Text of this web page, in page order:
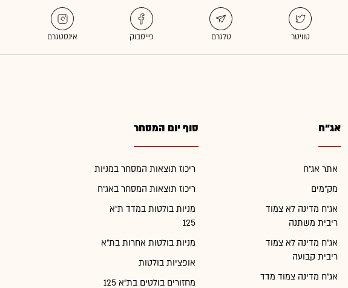
אג"ח
אתר אג"ח
מק"מים
אג"ח מדינה לא צמוד
ריבית משתנה
אג"ח מדינה לא צמוד
ריבית קבועה
אג"ח מדינה צמוד מדד
סוף יום המסחר
ריכוז תוצאות המסחר במניות
ריכוז תוצאות המסחר באג"ח
מניות בולטות במדד ת"א
125
מניות בולטות אחרות בת"א
אופציות בולטות
מחזורים בולטים בת"א 125